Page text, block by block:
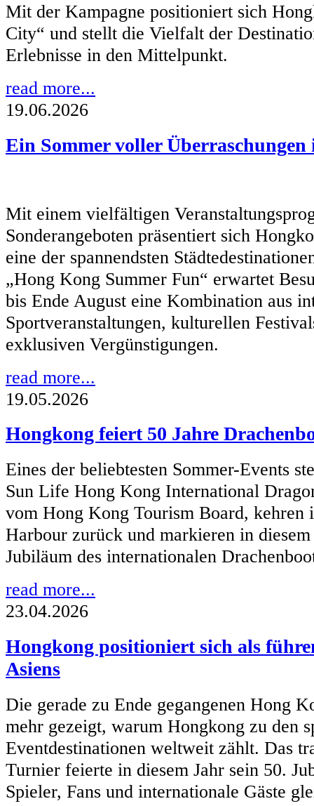
Mit der Kampagne positioniert sich
City“ und stellt die Vielfalt der
Erlebnisse in den Mittelpunkt.
read more...
19.06.2026
Ein Sommer voller
Mit einem vielfältigen
Sonderangeboten präsentiert sich
eine der spannendsten
„Hong Kong Summer Fun“ erwartet
bis Ende August eine Kombination aus
Sportveranstaltungen, kulturellen
exklusiven Vergünstigungen.
read more...
19.05.2026
Hongkong feiert 50 Jahre
Eines der beliebtesten Sommer-Events
Sun Life Hong Kong International
vom Hong Kong Tourism Board, kehren
Harbour zurück und markieren in
Jubiläum des internationalen
read more...
23.04.2026
Hongkong positioniert sich als
Asiens
Die gerade zu Ende gegangenen Hong
mehr gezeigt, warum Hongkong zu den
Eventdestinationen weltweit zählt. Das
Turnier feierte in diesem Jahr sein 50.
Spieler, Fans und internationale Gäste